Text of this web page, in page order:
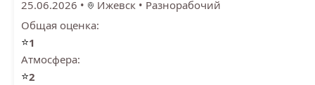
25.06.2026 • Ижевск • Разнорабочий
Общая оценка:
⭐1
Атмосфера:
⭐2